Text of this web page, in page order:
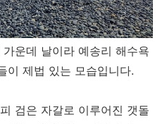
운데 날이라 예송리 해수욕
이 제법 있는 모습입니다.
검은 자갈로 이루어진 갯돌